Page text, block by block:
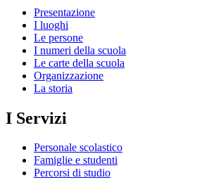
Presentazione
I luoghi
Le persone
I numeri della scuola
Le carte della scuola
Organizzazione
La storia
I Servizi
Personale scolastico
Famiglie e studenti
Percorsi di studio